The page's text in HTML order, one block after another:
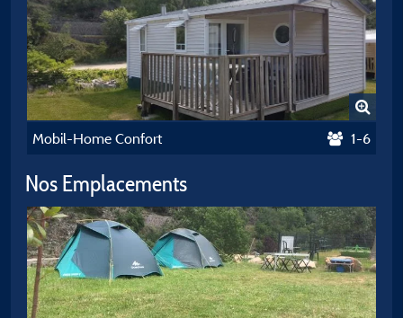
Mobil-Home Confort 1-6
Nos Emplacements